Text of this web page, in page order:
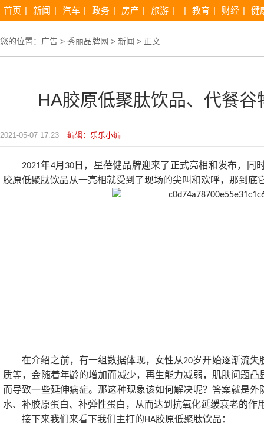
首页 | 新闻 | 汽车 | 政务 | 房产 | 旅游 | | 教育 | 财经 | 健
您的位置： 广告 > 秀丽品牌网 > 新闻 > 正文
HA胶原低聚肽饮品、代餐
2021-05-07 17:23 编辑：乐乐小编
2021年4月 30 日，星蓓健品牌迎来了正式亮相和发布，同
胶原低聚肽饮品从一亮相就受到了现场的尖叫和欢呼，那到底
在介绍之前，有一组数据体现，女性从20岁开始逐渐流失
质等，会随着年龄的增加而减少，再生能力减弱，肌肤问题
而导致一些延伸病症。那这种现象该如何解决呢？答案就是
水、补胶原蛋白、补弹性蛋白，从而达到抗氧化延缓衰老的作
接下来我们来看下我们主打的HA胶原低聚肽饮品：